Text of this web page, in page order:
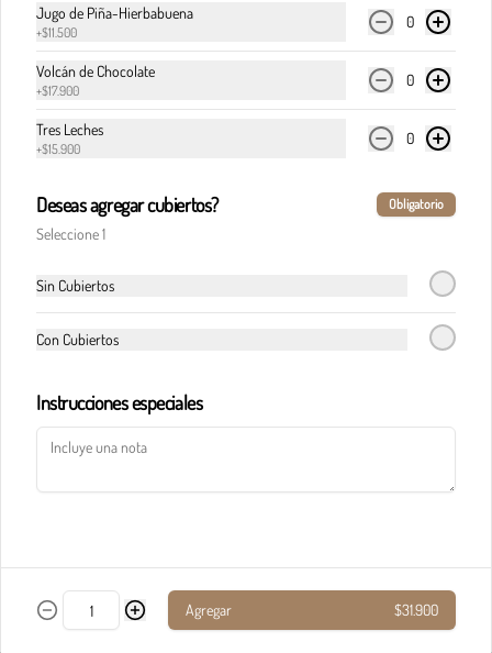
acompañada del corazón cremoso de la burrata.
Pasta calderete castello pollo
Pasta calderete pollo al pesto
Jugo de Piña-Hierbabuena
+$11.500
0
Volcán de Chocolate
+$17.900
0
Tres Leches
+$15.900
0
Deseas agregar cubiertos? Obligatorio
Seleccione 1
Sin Cubiertos
Con Cubiertos
Instrucciones especiales
Agregar $31.900